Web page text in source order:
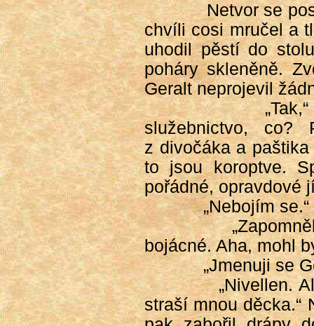
Netvor se
chvíli cosi mručel a
uhodil pěstí do
poháry skleněně.
Geralt neprojevil
služebnictvo,
z divočáka a
to jsou koroptve.
pořádné, opravdové
„Nebojím
bojácné. Aha, mohl
„Jmenuji se
„Nivellen.
straší mnou děcka.“